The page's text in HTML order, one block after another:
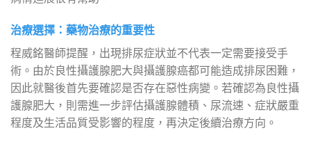
治療選擇：藥物治療的重要性
程威銘醫師提醒，出現排尿症狀並不代表一定需要接受手
術。由於良性攝護腺肥大與攝護腺癌都可能造成排尿困難，
因此就醫後首先要確認是否存在惡性病變。若確認為良性攝
護腺肥大，則需進一步評估攝護腺體積、尿流速、症狀嚴重
程度及生活品質受影響的程度，再決定後續治療方向。